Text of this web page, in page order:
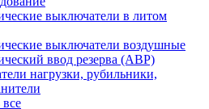
выключатели в литом
выключатели воздушные
ввод резерва (АВР)
нагрузки, рубильники,
все